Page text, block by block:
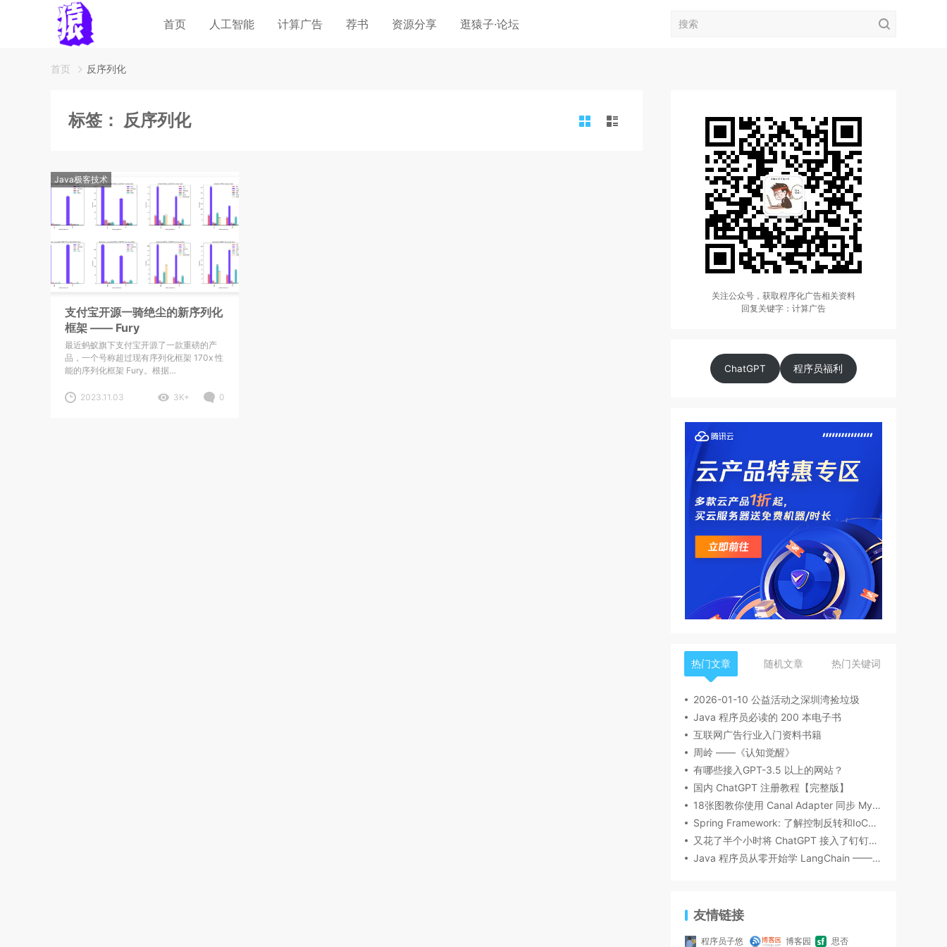
首页 人工智能 计算广告 荐书 资源分享 逛猿子·论坛
首页 反序列化
标签： 反序列化
Java极客技术
支付宝开源一骑绝尘的新序列化
框架 —— Fury
最近蚂蚁旗下支付宝开源了一款重磅的产
品，一个号称超过现有序列化框架 170x 性
能的序列化框架 Fury。根据…
2023.11.03 3K+ 0
关注公众号，获取程序化广告相关资料
回复关键字：计算广告
ChatGPT 程序员福利
热门文章 随机文章 热门关键词
2026-01-10 公益活动之深圳湾捡垃圾
Java 程序员必读的 200 本电子书
互联网广告行业入门资料书籍
周岭 ——《认知觉醒》
有哪些接入GPT-3.5 以上的网站？
国内 ChatGPT 注册教程【完整版】
18张图教你使用 Canal Adapter 同步 MySQL 数据到 ES8，建议收藏！
Spring Framework: 了解控制反转和IoC容器的作用和特点
又花了半个小时将 ChatGPT 接入了钉钉机器人
Java 程序员从零开始学 LangChain —— 03 提示词组件
友情链接
程序员子悠 博客园 思否